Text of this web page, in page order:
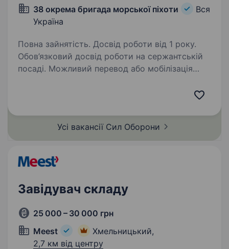
38 окрема бригада морської піхоти
Вся
Україна
Повна зайнятість. Досвід роботи від 1 року.
Обов’язковий досвід роботи на сержантській
посаді. Можливий перевод або мобілізація
Морських…
Усі вакансії Сил Оборони
Завідувач складу
25 000 – 30 000 грн
Meest
Хмельницький,
2,7 км від центру